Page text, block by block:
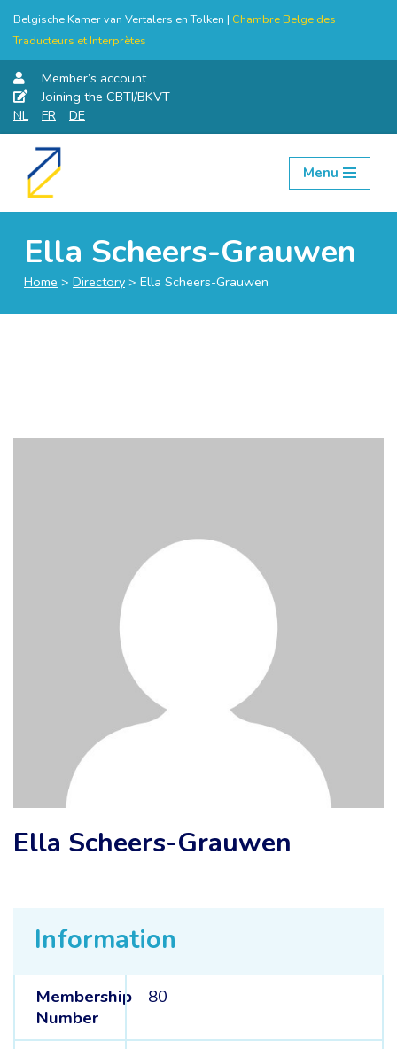
Belgische Kamer van Vertalers en Tolken | Chambre Belge des
Traducteurs et Interprètes
Member’s account
Joining the CBTI/BKVT
NL
FR DE
Skip
Menu
Ella Scheers-Grauwen
Home > Directory > Ella Scheers-Grauwen
Information
Membership
Number
80
Ella Scheers-Grauwen